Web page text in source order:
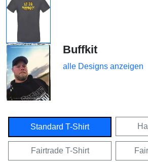
Buffkit
alle Designs anzeigen
Standard T-Shirt
Fairtrade T-Shirt